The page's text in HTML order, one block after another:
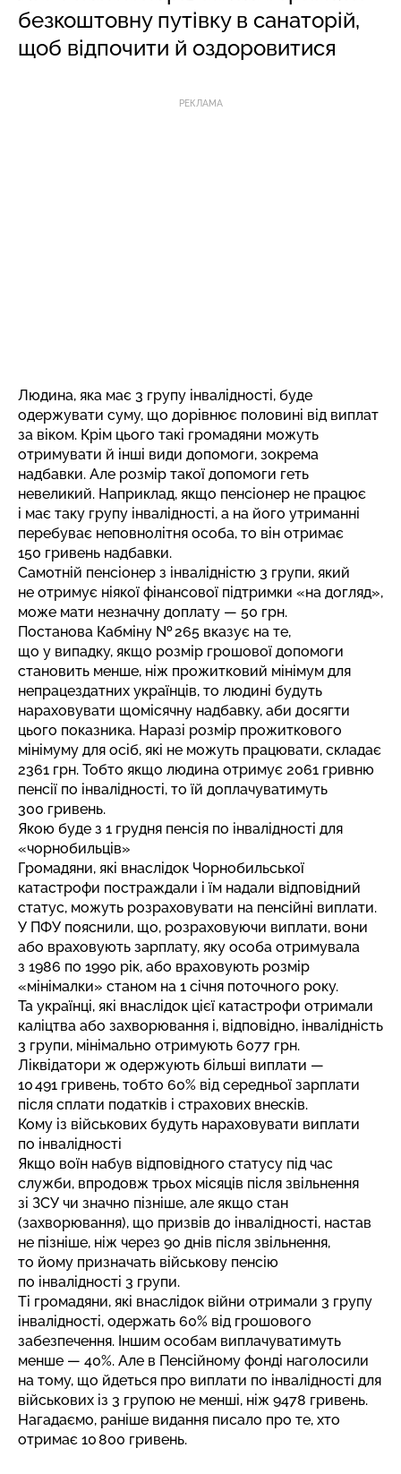
безкоштовну путівку в санаторій,
щоб відпочити й оздоровитися
РЕКЛАМА
Людина, яка має 3 групу інвалідності, буде
одержувати суму, що дорівнює половині від виплат
за віком. Крім цього такі громадяни можуть
отримувати й інші види допомоги, зокрема
надбавки. Але розмір такої допомоги геть
невеликий. Наприклад, якщо пенсіонер не працює
і має таку групу інвалідності, а на його утриманні
перебуває неповнолітня особа, то він отримає
150 гривень надбавки.
Самотній пенсіонер з інвалідністю 3 групи, який
не отримує ніякої фінансової підтримки «на догляд»,
може мати незначну доплату — 50 грн.
Постанова Кабміну № 265 вказує на те,
що у випадку, якщо розмір грошової допомоги
становить менше, ніж прожитковий мінімум для
непрацездатних українців, то людині будуть
нараховувати щомісячну надбавку, аби досягти
цього показника. Наразі розмір прожиткового
мінімуму для осіб, які не можуть працювати, складає
2361 грн. Тобто якщо людина отримує 2061 гривню
пенсії по інвалідності, то їй доплачуватимуть
300 гривень.
Якою буде з 1 грудня пенсія по інвалідності для
«чорнобильців»
Громадяни, які внаслідок Чорнобильської
катастрофи постраждали і їм надали відповідний
статус, можуть розраховувати на пенсійні виплати.
У ПФУ пояснили, що, розраховуючи виплати, вони
або враховують зарплату, яку особа отримувала
з 1986 по 1990 рік, або враховують розмір
«мінімалки» станом на 1 січня поточного року.
Та українці, які внаслідок цієї катастрофи отримали
каліцтва або захворювання і, відповідно, інвалідність
3 групи, мінімально отримують 6077 грн.
Ліквідатори ж одержують більші виплати —
10 491 гривень, тобто 60% від середньої зарплати
після сплати податків і страхових внесків.
Кому із військових будуть нараховувати виплати
по інвалідності
Якщо воїн набув відповідного статусу під час
служби, впродовж трьох місяців після звільнення
зі ЗСУ чи значно пізніше, але якщо стан
(захворювання), що призвів до інвалідності, настав
не пізніше, ніж через 90 днів після звільнення,
то йому призначать військову пенсію
по інвалідності 3 групи.
Ті громадяни, які внаслідок війни отримали 3 групу
інвалідності, одержать 60% від грошового
забезпечення. Іншим особам виплачуватимуть
менше — 40%. Але в Пенсійному фонді наголосили
на тому, що йдеться про виплати по інвалідності для
військових із 3 групою не менші, ніж 9478 гривень.
Нагадаємо, раніше видання писало про те, хто
отримає 10 800 гривень.